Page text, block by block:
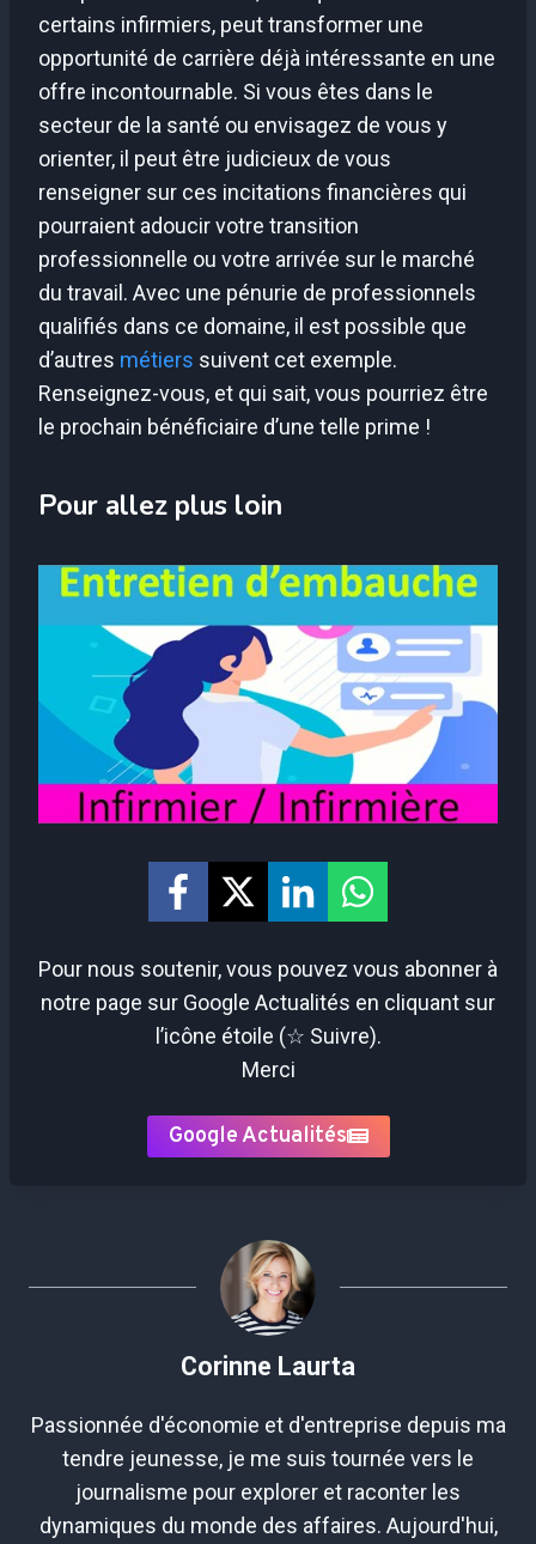
certains infirmiers, peut transformer une
opportunité de carrière déjà intéressante en une
offre incontournable. Si vous êtes dans le
secteur de la santé ou envisagez de vous y
orienter, il peut être judicieux de vous
renseigner sur ces incitations financières qui
pourraient adoucir votre transition
professionnelle ou votre arrivée sur le marché
du travail. Avec une pénurie de professionnels
qualifiés dans ce domaine, il est possible que
d’autres métiers suivent cet exemple.
Renseignez-vous, et qui sait, vous pourriez être
le prochain bénéficiaire d’une telle prime !
Pour allez plus loin
Pour nous soutenir, vous pouvez vous abonner à
notre page sur Google Actualités en cliquant sur
l’icône étoile (☆ Suivre).
Merci
Google Actualités
Corinne Laurta
Passionnée d'économie et d'entreprise depuis ma
tendre jeunesse, je me suis tournée vers le
journalisme pour explorer et raconter les
dynamiques du monde des affaires. Aujourd'hui,